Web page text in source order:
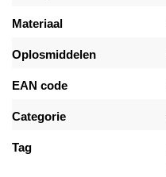
Materiaal
Oplosmiddelen
EAN code
Categorie
Tag